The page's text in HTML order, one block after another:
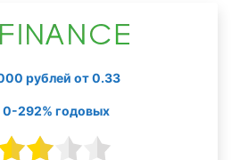
рублей от 0.33
292% годовых